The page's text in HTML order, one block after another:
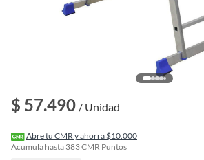
$ 57.490 / Unidad
Abre tu CMR y ahorra $10.000
Acumula hasta 383CMR Puntos
e
r
n